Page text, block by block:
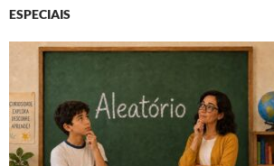
ESPECIAIS